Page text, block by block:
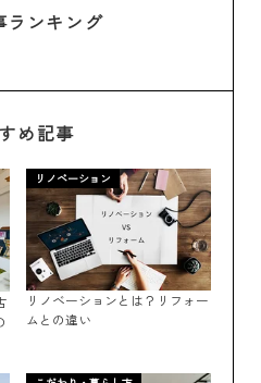
ランキング
め記事
リノベーション
リノベーションとは？リフォー
ムとの違い